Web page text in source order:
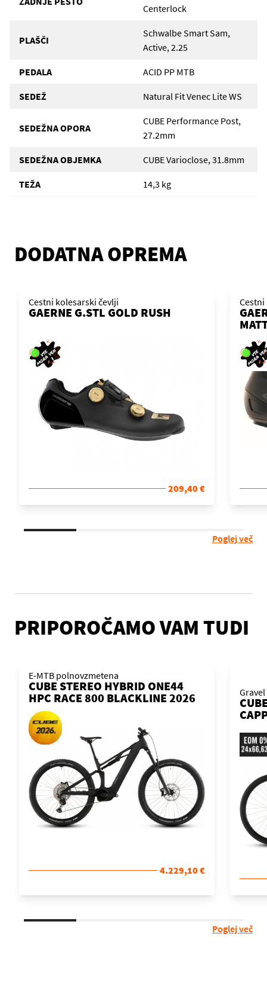
Centerlock
PLAŠČI
Schwalbe Smart Sam,
Active, 2.25
PEDALA ACID PP MTB
SEDEŽ Natural Fit Venec Lite WS
SEDEŽNA OPORA
CUBE Performance Post,
27.2mm
SEDEŽNA OBJEMKA CUBE Varioclose, 31.8mm
TEŽA 14,3 kg
DODATNA OPREMA
Cestni kolesarski čevlji
GAERNE G.STL GOLD RUSH
209,40 €
Poglej več
PRIPOROČAMO VAM TUDI
E-MTB polnovzmetena
CUBE STEREO HYBRID ONE44
HPC RACE 800 BLACKLINE 2026
KOLO
4.229,10 €
Gravel
Poglej več